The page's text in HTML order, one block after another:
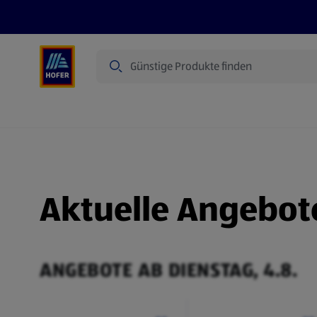
Aktuelle
ANGEBOTE AB DIENSTAG, 4.8.